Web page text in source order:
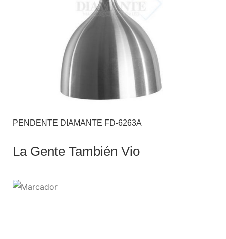
PENDENTE DIAMANTE FD-6263A
La Gente También Vio